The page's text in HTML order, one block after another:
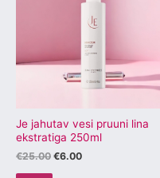
Je jahutav vesi pruuni lina
ekstratiga 250ml
€25.00 €6.00
varianti.
Valikuid
saab
tootelehel.